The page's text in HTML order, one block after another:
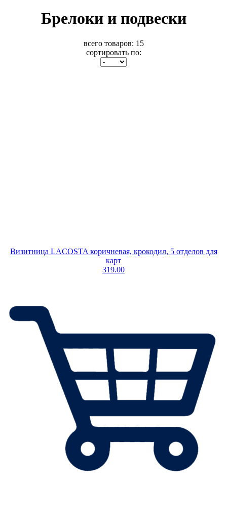
Брелоки и подвески
всего товаров: 15
сортировать по:
Визитница LACOSTA коричневая, крокодил, 5 отделов для
карт
319.00